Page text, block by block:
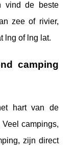
vind de beste
zee of rivier,
lng of lng lat.
camping
hart van de
campings,
zijn direct